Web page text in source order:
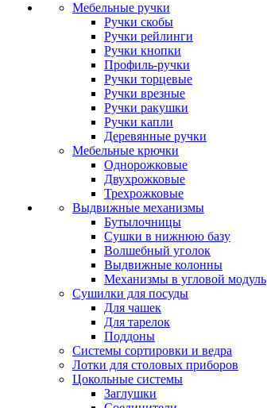
Мебельные ручки
Ручки скобы
Ручки рейлинги
Ручки кнопки
Профиль-ручки
Ручки торцевые
Ручки врезные
Ручки ракушки
Ручки капли
Деревянные ручки
Мебельные крючки
Однорожковые
Двухрожковые
Трехрожковые
Выдвижные механизмы
Бутылочницы
Сушки в нижнюю базу
Волшебный уголок
Выдвижные колонны
Механизмы в угловой модуль
Сушилки для посуды
Для чашек
Для тарелок
Поддоны
Системы сортировки и ведра
Лотки для столовых приборов
Цокольные системы
Заглушки